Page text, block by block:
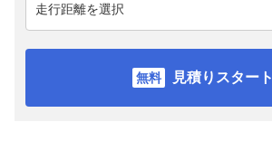
見積りスタート